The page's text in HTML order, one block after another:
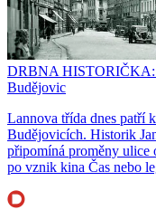
DRBNA HISTORIČKA:
Budějovic
Lannova třída dnes patří
Budějovicích. Historik
připomíná proměny ulice
po vznik kina Čas nebo